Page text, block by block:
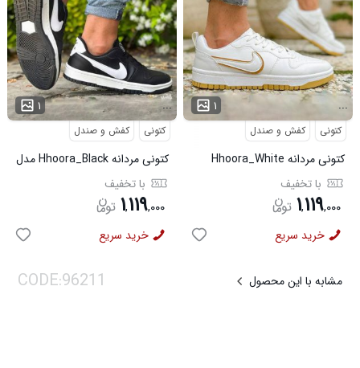
۱ ...
کتونی کفش و صندل
کتونی مردانه Hhoora_Black مدل
3939با تخفیف
۱,۱۱۹,۰۰۰
خرید سریع
۱ ...
کتونی کفش و صندل
کتونی مردانه Hhoora_White
مدل 3938 با تخفیف
۱,۱۱۹,۰۰۰
خرید سریع
مشابه با این محصول